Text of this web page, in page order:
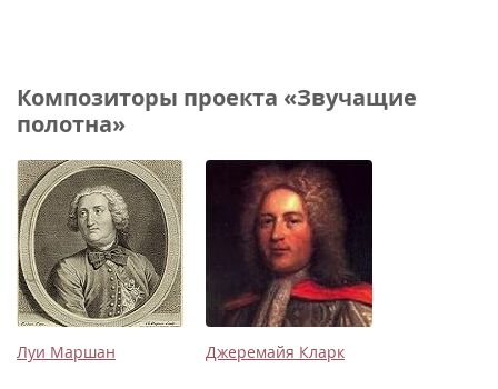
Композиторы проекта «Звучащие
полотна»
Луи Маршан Джеремайя Кларк